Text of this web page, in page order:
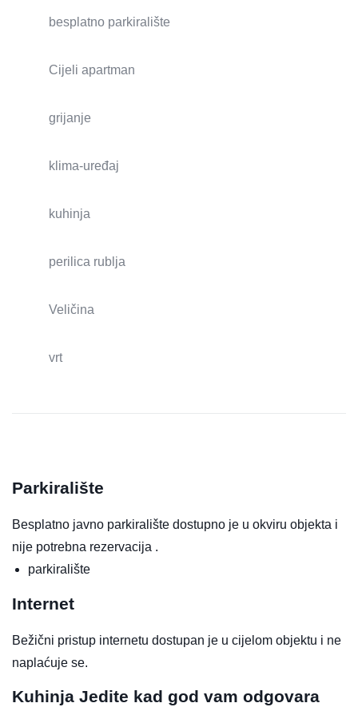
besplatno parkiralište
Cijeli apartman
grijanje
klima-uređaj
kuhinja
perilica rublja
Veličina
vrt
Parkiralište
Besplatno javno parkiralište dostupno je u okviru objekta i
nije potrebna rezervacija .
parkiralište
Internet
Bežični pristup internetu dostupan je u cijelom objektu i ne
naplaćuje se.
Kuhinja Jedite kad god vam odgovara